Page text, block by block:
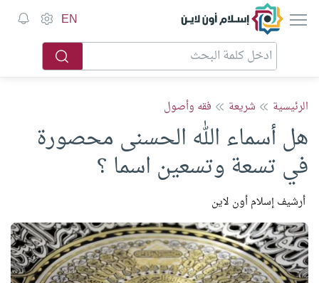
إسلام أون لاين EN
الرئيسية شريعة فقه وأصول
هل أسماء الله الحسنى محصورة
في تسعة وتسعين اسما ؟
أرشيف إسلام أون لاين